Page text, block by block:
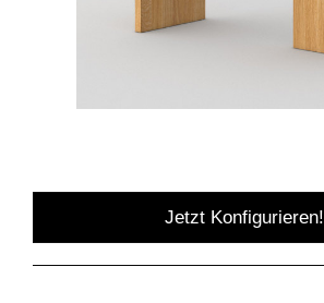
Jetzt Konfigurieren!